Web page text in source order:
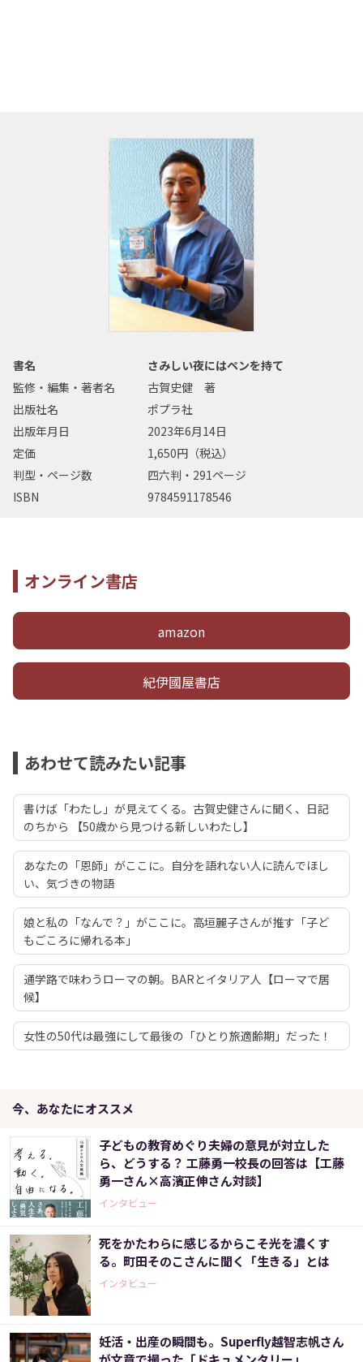
書名
さみしい夜にはペンを持て
監修・編集・著者名
古賀史健 著
出版社名
ポプラ社
出版年月日
2023年6月14日
定価
1,650円（税込）
判型・ページ数
四六判・291ページ
ISBN
9784591178546
オンライン書店
amazon
紀伊國屋書店
あわせて読みたい記事
書けば「わたし」が見えてくる。古賀史健さんに聞く、日記
のちから 【50歳から見つける新しいわたし】
あなたの「恩師」がここに。自分を語れない人に読んでほし
い、気づきの物語
娘と私の「なんで？」がここに。高垣麗子さんが推す「子ど
もごころに帰れる本」
通学路で味わうローマの朝。BARとイタリア人【ローマで居
候】
女性の50代は最強にして最後の「ひとり旅適齢期」だった！
今、あなたにオススメ
子どもの教育めぐり夫婦の意見が対立した
ら、どうする？ 工藤勇一校長の回答は【工藤
勇一さん×高濱正伸さん対談】
インタビュー
死をかたわらに感じるからこそ光を濃くす
る。町田そのこさんに聞く「生きる」とは
インタビュー
妊活・出産の瞬間も。Superfly越智志帆さん